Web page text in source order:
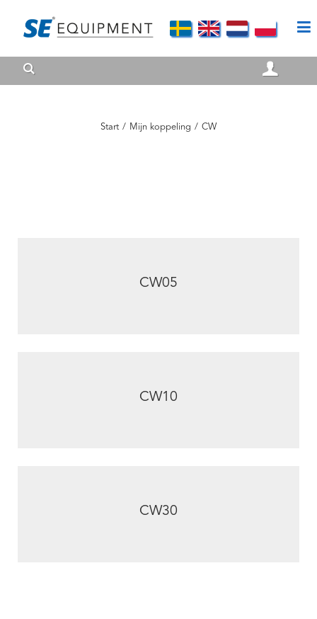
Start / Mijn koppeling / CW
CW05
CW10
CW30